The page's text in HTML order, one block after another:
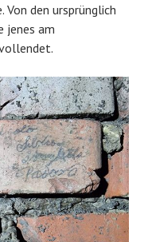
Von den ursprünglich
jenes am